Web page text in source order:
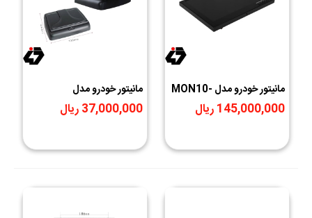
مانیتور خودرو مدل MON10-
100
145,000,000 ریال
مانیتور خودرو مدل
Specification
37,000,000 ریال